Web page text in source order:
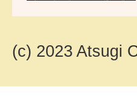
(c) 2023 Atsugi